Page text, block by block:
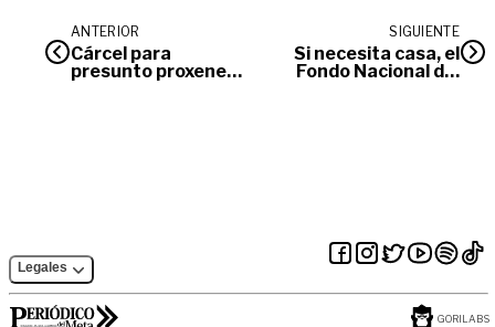
ANTERIOR
Cárcel para
presunto proxeneta
SIGUIENTE
Si necesita casa, el
Fondo Nacional del
Legales
GORILABS